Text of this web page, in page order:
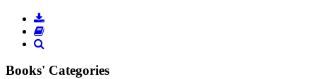
Books' Categories